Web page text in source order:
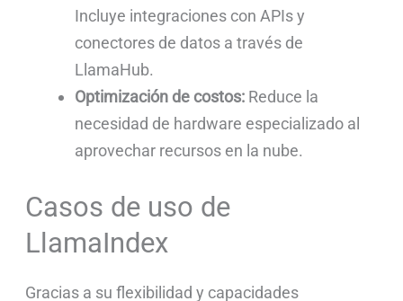
Incluye integraciones con APIs y
conectores de datos a través de
LlamaHub.
Optimización de costos:Reduce la
necesidad de hardware especializado al
aprovechar recursos en la nube.
Casos de uso de
LlamaIndex
Gracias a su flexibilidad y capacidades